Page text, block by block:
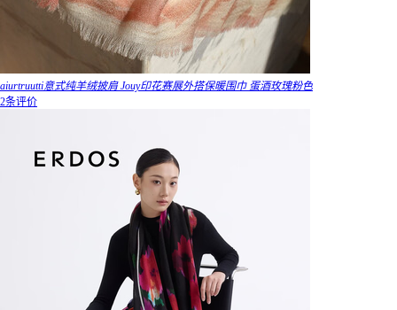
aiurtruutti意式纯羊绒披肩 Jouy印花赛展外搭保暖围巾 蛋酒玫瑰粉色
2条评价